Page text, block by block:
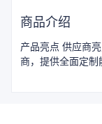
商品介绍
产品亮点 供应商
商，提供全面定